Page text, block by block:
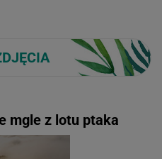
mgle z lotu ptaka